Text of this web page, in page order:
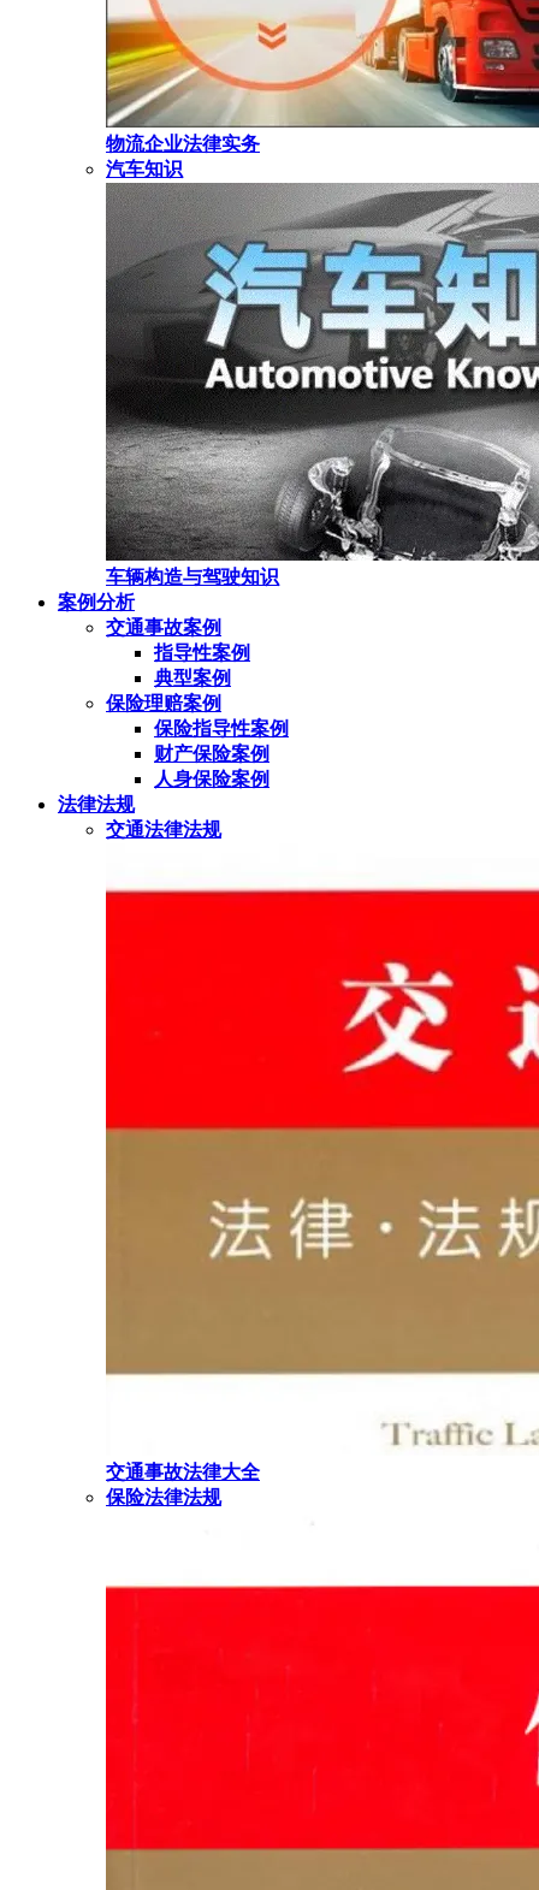
物流企业法律实务
汽车知识
车辆构造与驾驶知识
案例分析
交通事故案例
指导性案例
典型案例
保险理赔案例
保险指导性案例
财产保险案例
人身保险案例
法律法规
交通法律法规
交通事故法律大全
保险法律法规